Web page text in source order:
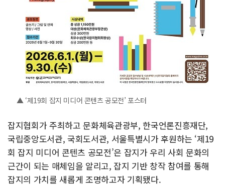
▲ ‘제19회 잡지 미디어 콘텐츠 공모전’ 포스터
잡지협회가 주최하고 문화체육관광부, 한국언론진흥재단,
국립중앙도서관, 국회도서관, 서울특별시가 후원하는 ‘제19
회 잡지 미디어 콘텐츠 공모전’은 잡지가 우리 사회 문화의
근간이 되는 매체임을 알리고, 잡지 기반 창작 참여를 통해
잡지의 가치를 새롭게 조명하고자 기획됐다.